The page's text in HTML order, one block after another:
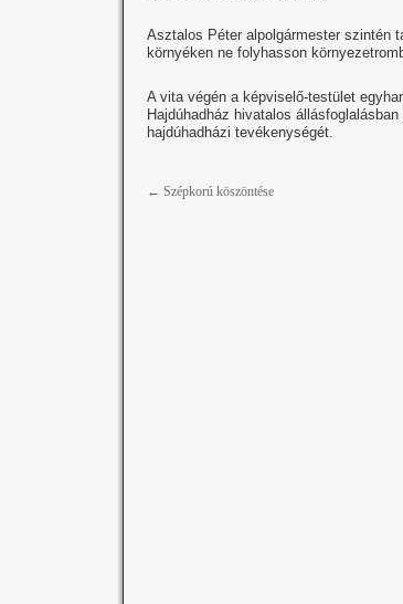
Asztalos Péter alpolgármester szintén
környéken ne folyhasson
A vita végén a képviselő-testület
Hajdúhadház hivatalos
hajdúhadházi tevékenységét.
← Szépkorú köszöntése